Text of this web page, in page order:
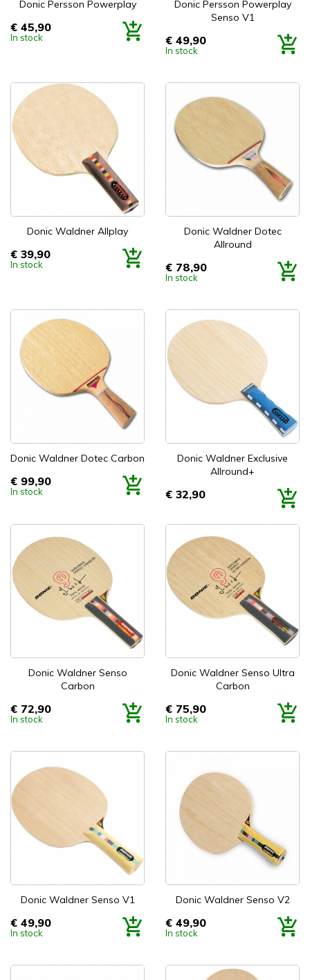
Donic Persson Powerplay
Prijs
€ 45,90
In stock
Donic Persson Powerplay
Senso V1
Prijs
€ 49,90
In stock
Donic Waldner Allplay
Prijs
€ 39,90
In stock
Donic Waldner Dotec
Allround
Prijs
€ 78,90
In stock
Donic Waldner Dotec Carbon
Prijs
€ 99,90
In stock
Donic Waldner Exclusive
Allround+
Prijs
€ 32,90
Donic Waldner Senso
Carbon
Prijs
€ 72,90
In stock
Donic Waldner Senso Ultra
Carbon
Prijs
€ 75,90
In stock
Donic Waldner Senso V1
Prijs
€ 49,90
In stock
Donic Waldner Senso V2
Prijs
€ 49,90
In stock